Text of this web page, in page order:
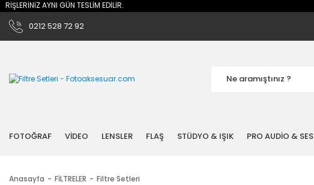
AYNI GÜN TESLİM EDİLİR.
0212 528 72 92
FOTOĞRAF VİDEO LENSLER FLAŞ STÜDYO & IŞIK PRO AUDİO & SES
Anasayfa FİLTRELER Filtre Setleri